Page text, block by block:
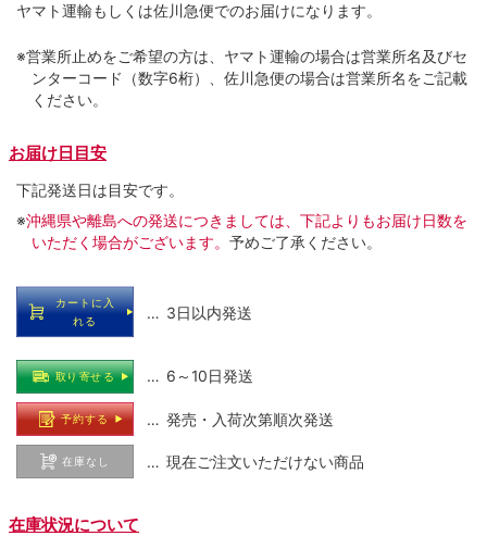
ヤマト運輸もしくは佐川急便でのお届けになります。
※営業所止めをご希望の方は、ヤマト運輸の場合は営業所名及びセ
ンターコード（数字6桁）、佐川急便の場合は営業所名をご記載
ください。
お届け日目安
下記発送日は目安です。
※沖縄県や離島への発送につきましては、下記よりもお届け日数を
いただく場合がございます。 予めご了承ください。
カートに入
れる
… 3日以内発送
取り寄せる … 6～10日発送
予約する … 発売・入荷次第順次発送
在庫なし … 現在ご注文いただけない商品
在庫状況について